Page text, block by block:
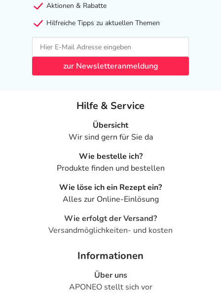
Aktionen & Rabatte
Hilfreiche Tipps zu aktuellen Themen
zur Newsletteranmeldung
Hilfe & Service
Übersicht
Wir sind gern für Sie da
Wie bestelle ich?
Produkte finden und bestellen
Wie löse ich ein Rezept ein?
Alles zur Online-Einlösung
Wie erfolgt der Versand?
Versandmöglichkeiten- und kosten
Informationen
Über uns
APONEO stellt sich vor